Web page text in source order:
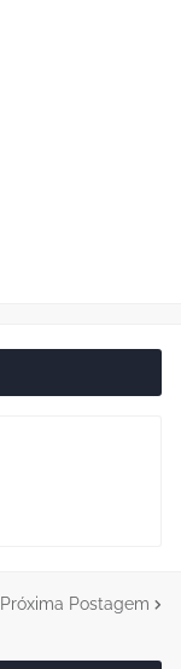
Próxima Postagem